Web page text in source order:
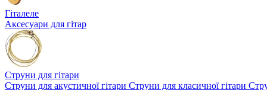
Гіталеле
Аксесуари для гітар
Струни для гітари
Струни для акустичної гітари Струни для класичної гітари